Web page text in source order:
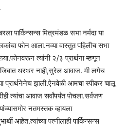
पार्किन्सन्स मित्रमंडळ सभा नर्मदा या
फोन आला.नव्या वास्तुत पहिलीच सभा
त्यांनी २/३ प्रार्थना म्हणून
थरथर नाही,सुरेल आवाज. मी लगेच
प्रार्थनेनेच झाली.ऐनवेळी आमचा स्पीकर चालू
त्यांचा आवाज सर्वांपर्यंत पोचला.सर्वजण
नतमस्तक व्हायला
आहेत.त्यांच्या पत्नीलाही पार्किन्सन्स